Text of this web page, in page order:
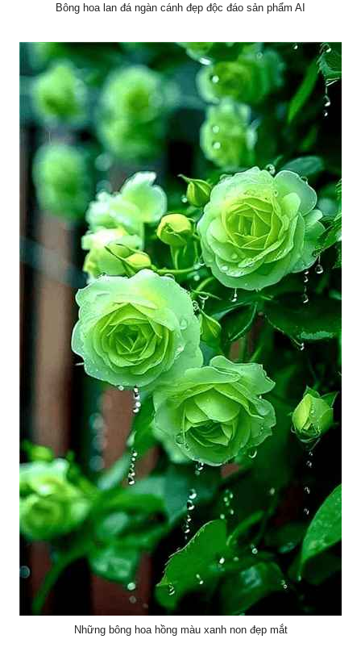
Bông hoa lan đá ngàn cánh đẹp độc đáo sản phẩm AI
Những bông hoa hồng màu xanh non đẹp mắt